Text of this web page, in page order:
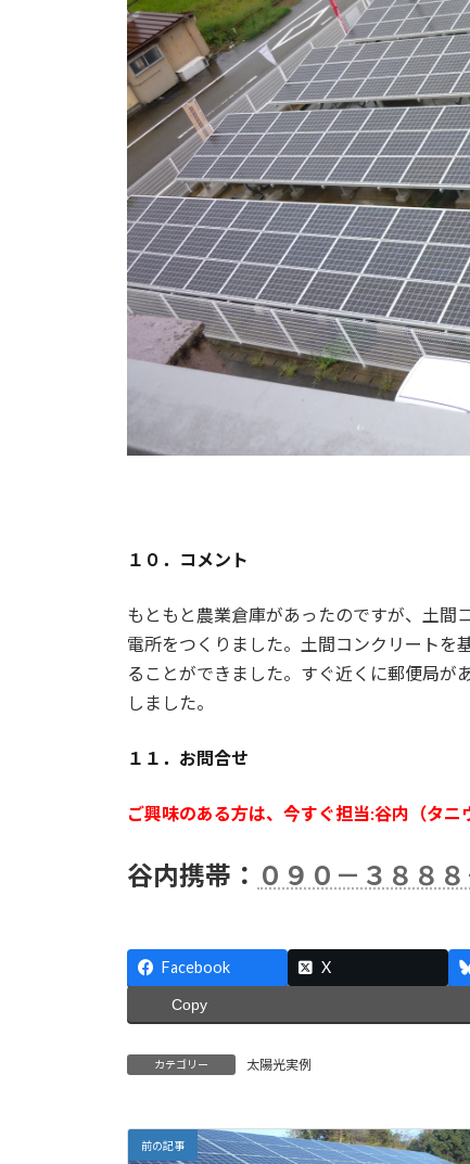
１０．コメント
もともと農業倉庫があったのですが、土間
電所をつくりました。土間コンクリートを
ることができました。すぐ近くに郵便局が
しました。
１１．お問合せ
ご興味のある方は、今すぐ担当:谷内（タニ
谷内携帯： ０９０－３８８
Facebook X
Copy
カテゴリー 太陽光実例
前の記事